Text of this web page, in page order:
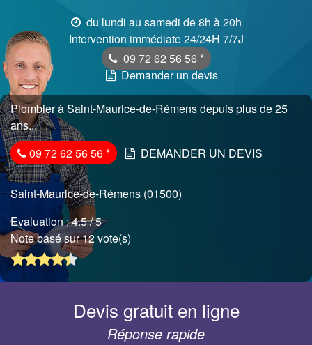
du lundi au samedi de 8h à 20h
Intervention immédiate 24/24H 7/7J
09 72 62 56 56 *
Demander un devis
Plombier à Saint-Maurice-de-Rémens depuis plus de 25
ans...
09 72 62 56 56* DEMANDER UN DEVIS
Saint-Maurice-de-Rémens (01500)
Evaluation :4.5/ 5
Note basé sur 12 vote(s)
Devis gratuit en ligne
Réponse rapide